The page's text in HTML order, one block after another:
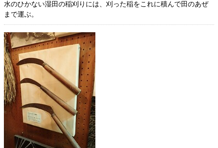
水のひかない湿田の稲刈りには、刈った稲をこれに積んで田のあぜ
まで運ぶ。